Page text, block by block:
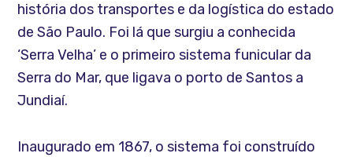
história dos transportes e da logística do estado
de São Paulo. Foi lá que surgiu a conhecida
‘Serra Velha’ e o primeiro sistema funicular da
Serra do Mar, que ligava o porto de Santos a
Jundiaí.
Inaugurado em 1867, o sistema foi construído